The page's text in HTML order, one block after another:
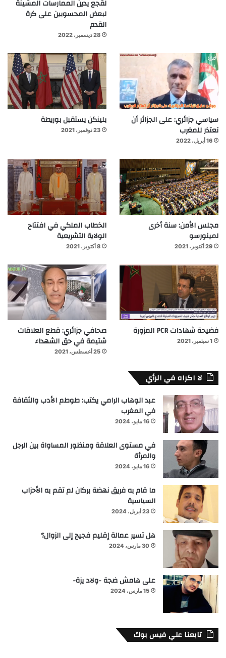
لقجع يدين الممارسات المشينة
لبعض المحسوبين على كرة
القدم
28 ديسمبر، 2022
سياسي جزائري: على الجزائر أن
تعتذر للمغرب
16 أبريل، 2022
بلينكن يستقبل بوريطة
23 نوفمبر، 2021
مجلس الأمن: سنة أخرى
لمينورسو
29 أكتوبر، 2021
الخطاب الملكي في افتتاح
الولاية التشريعية
8 أكتوبر، 2021
فضيحة شهادات PCR المزورة
1 سبتمبر، 2021
صحافي جزائري: قطع العلاقات
شتيمة في حق الشهداء
25 أغسطس، 2021
لا اكراه في الرأي
عبد الوهاب الرامي يكتب: طوطم الأدب والثقافة
في المغرب
16 مايو، 2024
في مستوى العلاقة ومنظور المساواة بين الرجل
والمرأة
16 مايو، 2024
ما قام به فريق نهضة بركان لم تقم به الأحزاب
السياسية
23 أبريل، 2024
هل تسير عمالة إقليم فجيج إلى الزوال؟
30 مارس، 2024
على هامش ضجة -ولاد يزة-
15 مارس، 2024
تابعنا علي فيس بوك